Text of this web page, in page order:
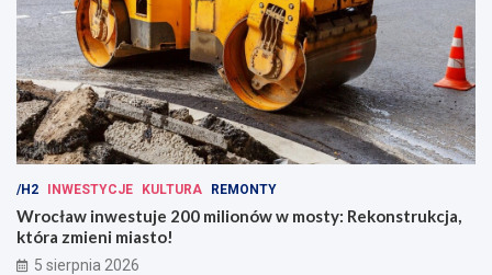
/H2 INWESTYCJE KULTURA REMONTY
Wrocław inwestuje 200 milionów w mosty: Rekonstrukcja,
która zmieni miasto!
5 sierpnia 2026